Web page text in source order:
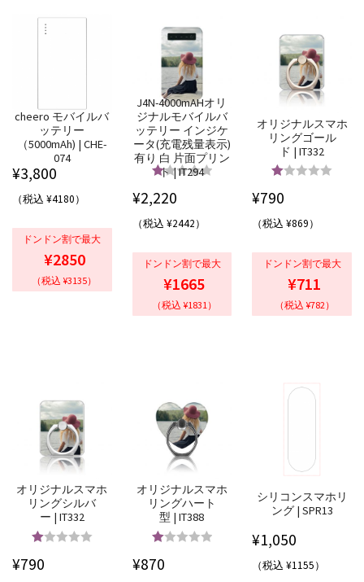
cheero モバイルバ
ッテリー
（5000mAh) | CHE-
074
¥3,800
（税込 ¥4180）
ドンドン割で最大
¥2850
（税込 ¥3135）
J4N-4000mAHオリ
ジナルモバイルバ
ッテリー インジケ
ータ(充電残量表示)
有り 白 片面プリン
ト | IT294
の評価
¥2,220
（税込 ¥2442）
ドンドン割で最大
¥1665
（税込 ¥1831）
オリジナルスマホ
リングゴール
ド | IT332
4.89
¥790
（税込 ¥869）
ドンドン割で最大
¥711
（税込 ¥782）
オリジナルスマホ
リングシルバ
ー | IT332
4.83
¥790
オリジナルスマホ
リングハート
型 | IT388
¥870
シリコンスマホリ
ング | SPR13
¥1,050
（税込 ¥1155）